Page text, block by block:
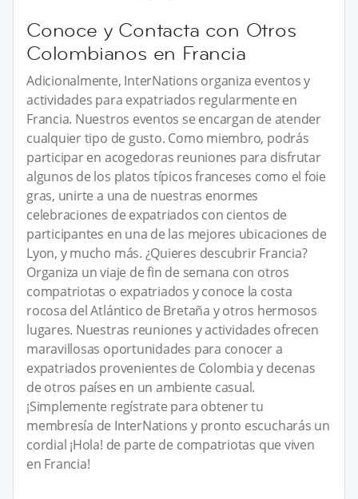
Conoce y Contacta con Otros
Colombianos en Francia
Adicionalmente, InterNations organiza eventos y
actividades para expatriados regularmente en
Francia. Nuestros eventos se encargan de atender
cualquier tipo de gusto. Como miembro, podrás
participar en acogedoras reuniones para disfrutar
algunos de los platos típicos franceses como el foie
gras, unirte a una de nuestras enormes
celebraciones de expatriados con cientos de
participantes en una de las mejores ubicaciones de
Lyon, y mucho más. ¿Quieres descubrir Francia?
Organiza un viaje de fin de semana con otros
compatriotas o expatriados y conoce la costa
rocosa del Atlántico de Bretaña y otros hermosos
lugares. Nuestras reuniones y actividades ofrecen
maravillosas oportunidades para conocer a
expatriados provenientes de Colombia y decenas
de otros países en un ambiente casual.
¡Simplemente regístrate para obtener tu
membresía de InterNations y pronto escucharás un
cordial ¡Hola! de parte de compatriotas que viven
en Francia!